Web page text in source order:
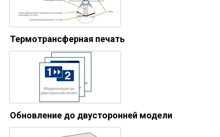
Термотрансферная печать
Обновление до двусторонней модели